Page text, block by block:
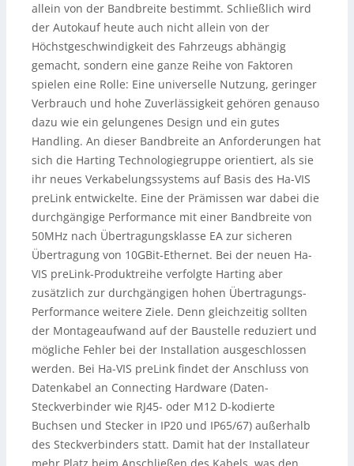
allein von der Bandbreite bestimmt. Schließlich wird
der Autokauf heute auch nicht allein von der
Höchstgeschwindigkeit des Fahrzeugs abhängig
gemacht, sondern eine ganze Reihe von Faktoren
spielen eine Rolle: Eine universelle Nutzung, geringer
Verbrauch und hohe Zuverlässigkeit gehören genauso
dazu wie ein gelungenes Design und ein gutes
Handling. An dieser Bandbreite an Anforderungen hat
sich die Harting Technologiegruppe orientiert, als sie
ihr neues Verkabelungssystems auf Basis des Ha-VIS
preLink entwickelte. Eine der Prämissen war dabei die
durchgängige Performance mit einer Bandbreite von
50MHz nach Übertragungsklasse EA zur sicheren
Übertragung von 10GBit-Ethernet. Bei der neuen Ha-
VIS preLink-Produktreihe verfolgte Harting aber
zusätzlich zur durchgängigen hohen Übertragungs-
Performance weitere Ziele. Denn gleichzeitig sollten
der Montageaufwand auf der Baustelle reduziert und
mögliche Fehler bei der Installation ausgeschlossen
werden. Bei Ha-VIS preLink findet der Anschluss von
Datenkabel an Connecting Hardware (Daten-
Steckverbinder wie RJ45- oder M12 D-kodierte
Buchsen und Stecker in IP20 und IP65/67) außerhalb
des Steckverbinders statt. Damit hat der Installateur